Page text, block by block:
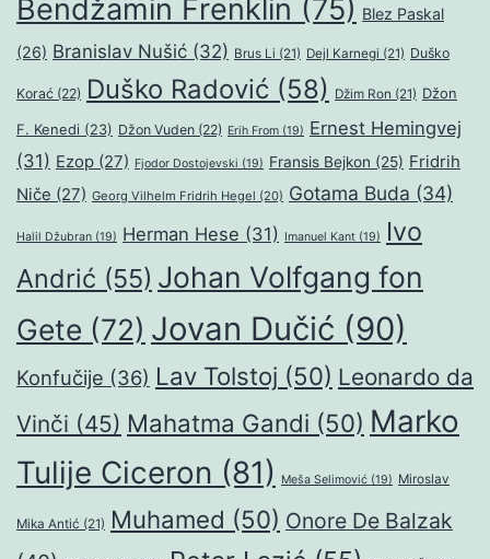
Bendžamin Frenklin (75) Blez Paskal
(26) Branislav Nušić (32) Brus Li (21) Dejl Karnegi (21) Duško
Korać (22) Duško Radović (58) Džim Ron (21) Džon
F. Kenedi (23) Džon Vuden (22) Erih From (19) Ernest Hemingvej
(31) Ezop (27) Fjodor Dostojevski (19) Fransis Bejkon (25) Fridrih
Niče (27) Georg Vilhelm Fridrih Hegel (20) Gotama Buda (34)
Halil Džubran (19) Herman Hese (31) Imanuel Kant (19)
Ivo
Andrić (55) Johan Volfgang fon
Gete (72) Jovan Dučić (90)
Konfučije (36) Lav Tolstoj (50) Leonardo da
Vinči (45) Mahatma Gandi (50) Marko
Tulije Ciceron (81) Meša Selimović (19) Miroslav
Mika Antić (21) Muhamed (50) Onore De Balzak